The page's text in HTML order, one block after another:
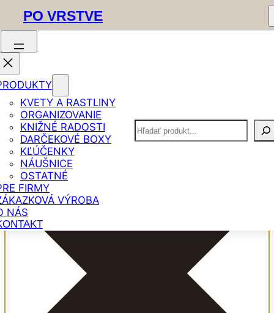
Spravovať Súhlas
PO VRSTVE
KVETY A RASTLINY
ORGANIZOVANIE
KNIŽNÉ RADOSTI
DARČEKOVÉ BOXY
KĽÚČENKY
NÁUŠNICE
OSTATNÉ
FIRMY
VÝROBA
NÁS
Hľadať